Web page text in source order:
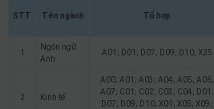
STT Tên ngành Tổ hợp
1
Ngôn ngữ
Anh
A01; D01; D07; D09; D10; X25
2 Kinh tế
A00; A01; A03; A04; A05; A06;
A07; C01; C02; C03; C04; D01;
D07; D09; D10; X01; X05; X09;